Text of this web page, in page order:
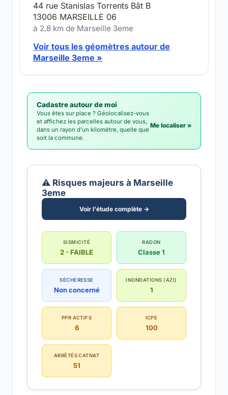
44 rue Stanislas Torrents Bât B
13006 MARSEILLE 06
à 2,8 km de Marseille 3eme
Voir tous les géomètres autour de
Marseille 3eme »
Cadastre autour de moi
Vous êtes sur place ? Géolocalisez-vous
et affichez les parcelles autour de vous,
dans un rayon d'un kilomètre, quelle que
soit la commune.
Me localiser »
⚠️ Risques majeurs à Marseille
3eme
Voir l'étude complète →
SISMICITÉ
2 - FAIBLE
RADON
Classe 1
SÉCHERESSE
Non concerné
INONDATIONS (AZI)
1
PPR ACTIFS
6
ICPE
100
ARRÊTÉS CATNAT
51